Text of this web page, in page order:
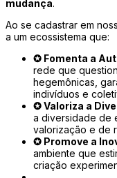
mudança.
Ao se cadastrar em
a um ecossistema que:
✪ Fomenta a
rede que
hegemônicas,
indivíduos e
✪Valoriza a
a diversidade de
valorização e de
✪ Promove a
ambiente que
criação